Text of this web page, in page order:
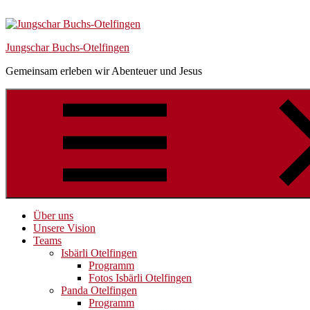
to
to
to
Jungschar Buchs-Otelfingen
Gemeinsam erleben wir Abenteuer und Jesus
Über uns
Unsere Vision
Teams
Isbärli Otelfingen
Programm
Fotos Isbärli Otelfingen
Panda Otelfingen
Programm